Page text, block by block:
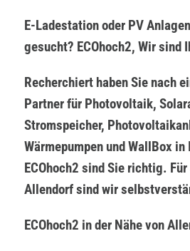
E-Ladestation oder PV
gesucht? ECOhoch2, Wir sind
Recherchiert haben Sie nach
Partner für Photovoltaik,
Stromspeicher,
Wärmepumpen und WallBox in
ECOhoch2 sind Sie richtig.
Allendorf sind wir
ECOhoch2 in der Nähe von